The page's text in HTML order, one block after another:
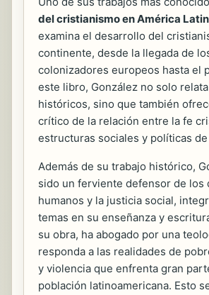
del cristianismo en América
examina el desarrollo del
continente, desde la llegada de
colonizadores europeos hasta el
este libro, González no solo
históricos, sino que también
crítico de la relación entre la fe
estructuras sociales y políticas
Además de su trabajo histórico,
sido un ferviente defensor de los
humanos y la justicia social,
temas en su enseñanza y
su obra, ha abogado por una
responda a las realidades de
y violencia que enfrenta gran
población latinoamericana. Esto